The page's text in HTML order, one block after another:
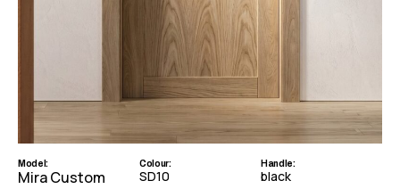
Model:
Mira Custom
Colour:
SD10
Handle:
black